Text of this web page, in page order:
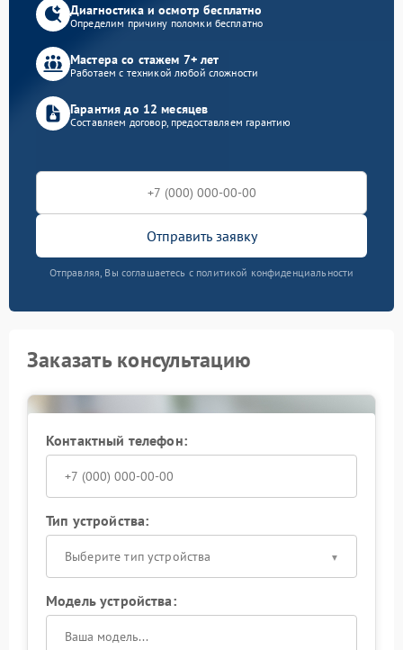
Диагностика и осмотр бесплатно
Определим причину поломки бесплатно
Мастера со стажем 7+ лет
Работаем с техникой любой сложности
Гарантия до 12 месяцев
Составляем договор, предоставляем гарантию
Отправить заявку
Отправляя, Вы соглашаетесь с политикой конфиденциальности
Заказать консультацию
Контактный телефон:
Тип устройства:
Выберите тип устройства
Модель устройства: